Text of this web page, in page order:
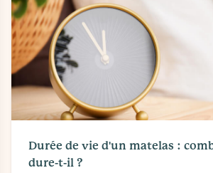
Durée de vie d'un matelas :
dure-t-il ?